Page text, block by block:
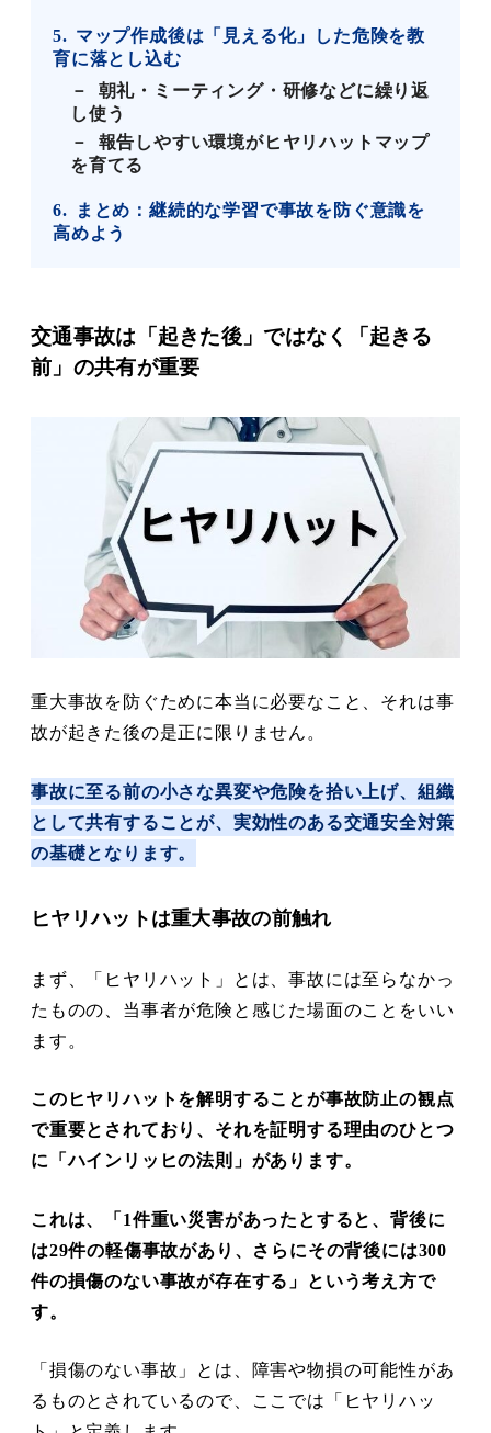
5
マップ作成後は「見える化」した危険を教
育に落とし込む
朝礼・ミーティング・研修などに繰り返
し使う
報告しやすい環境がヒヤリハットマップ
を育てる
6
まとめ：継続的な学習で事故を防ぐ意識を
高めよう
交通事故は「起きた後」ではなく「起きる
前」の共有が重要
重大事故を防ぐために本当に必要なこと、それは事
故が起きた後の是正に限りません。
事故に至る前の小さな異変や危険を拾い上げ、組織
として共有することが、実効性のある交通安全対策
の基礎となります。
ヒヤリハットは重大事故の前触れ
まず、「ヒヤリハット」とは、事故には至らなかっ
たものの、当事者が危険と感じた場面のことをいい
ます。
このヒヤリハットを解明することが事故防止の観点
で重要とされており、それを証明する理由のひとつ
に「ハインリッヒの法則」があります。
これは、「1件重い災害があったとすると、背後に
は29件の軽傷事故があり、さらにその背後には300
件の損傷のない事故が存在する」という考え方で
す。
「損傷のない事故」とは、障害や物損の可能性があ
るものとされているので、ここでは「ヒヤリハッ